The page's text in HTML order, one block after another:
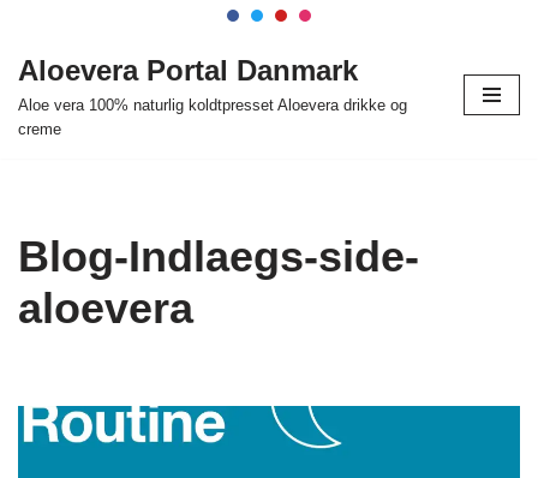
Spring
indhold
Aloevera Portal Danmark
Aloe vera 100% naturlig koldtpresset Aloevera drikke og
creme
Blog-Indlaegs-side-
aloevera